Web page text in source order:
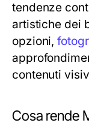
tendenze
artistiche dei
opzioni,
contenuti
Cosa rende